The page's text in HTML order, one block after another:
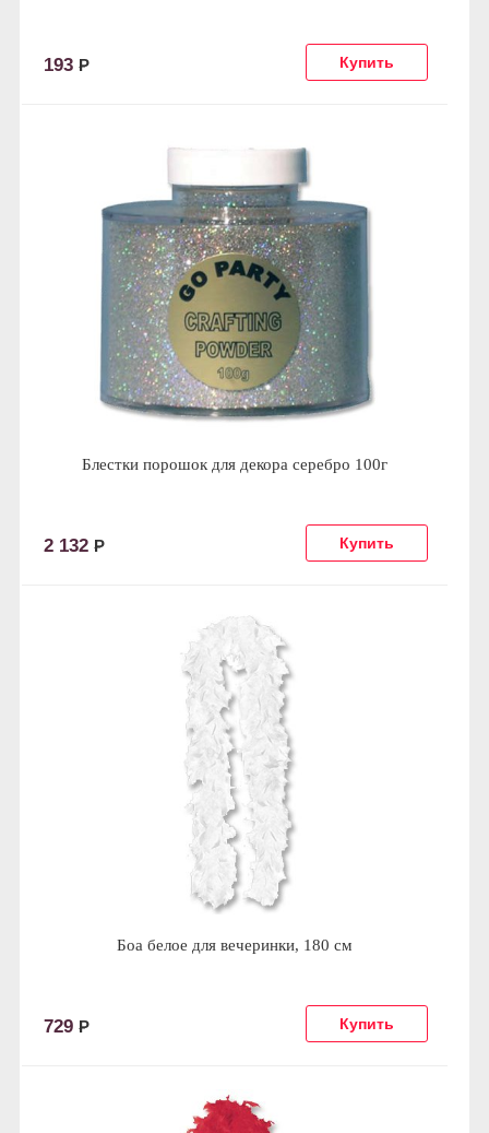
193 Р
Блестки порошок для декора серебро 100г
2 132 Р
Боа белое для вечеринки, 180 см
729 Р